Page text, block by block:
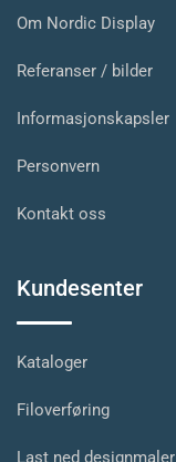
Om Nordic Display
Referanser / bilder
Informasjonskapsler
Personvern
Kontakt oss
Kundesenter
Kataloger
Filoverføring
Last ned designmaler